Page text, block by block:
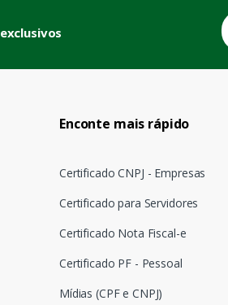
exclusivos
Enconte mais rápido
Certificado CNPJ - Empresas
Certificado para Servidores
Certificado Nota Fiscal-e
Certificado PF - Pessoal
Mídias (CPF e CNPJ)